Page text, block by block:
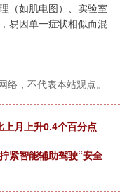
（如肌电图）、实验室
易因单一症状相似而混
，不代表本站观点。
上月上升0.4个百分点
紧智能辅助驾驶“安全